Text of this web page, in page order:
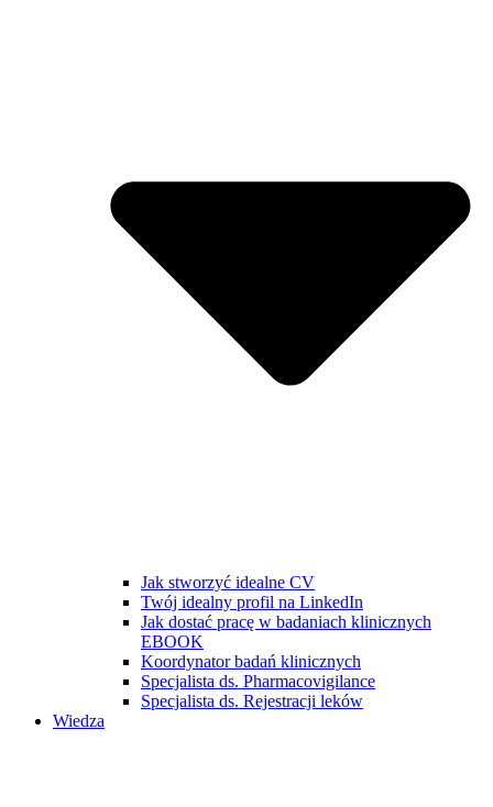
Jak stworzyć idealne CV
Twój idealny profil na LinkedIn
Jak dostać pracę w badaniach klinicznych
EBOOK
Koordynator badań klinicznych
Specjalista ds. Pharmacovigilance
Specjalista ds. Rejestracji leków
Wiedza